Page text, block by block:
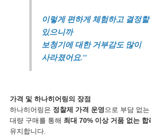
이렇게 편하게 체험하고 결정할
있으니까
보청기에 대한 거부감도 많이
사라졌어요.”
가격 및 하나히어링의 장점
하나히어링은 정찰제 가격 운영으로 부담 없
대량 구매를 통해 최대 70% 이상 거품 없는 합
유지합니다.